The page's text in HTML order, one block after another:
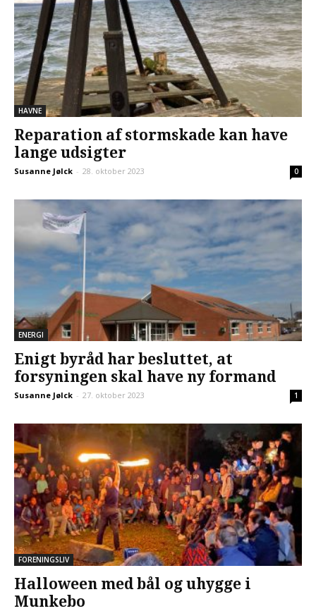
HAVNE
Reparation af stormskade kan have
lange udsigter
Susanne Jølck - 28. oktober 2023 0
ENERGI
Enigt byråd har besluttet, at
forsyningen skal have ny formand
Susanne Jølck - 27. oktober 2023 1
FORENINGSLIV
Halloween med bål og uhygge i
Munkebo